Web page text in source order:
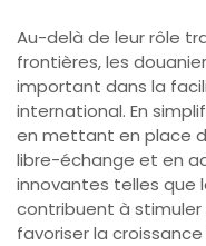
Au-delà de leur rôle
frontières, les
important dans la
international. En
en mettant en place
libre-échange et en
innovantes telles que
contribuent à
favoriser la